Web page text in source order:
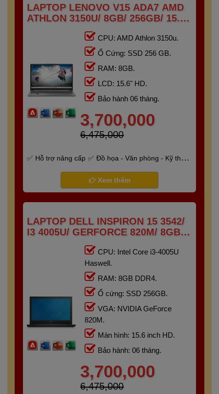
LAPTOP LENOVO V15 ADA7 AMD
ATHLON 3150U/ 8GB/ 256GB/ 15.6"
CPU: AMD Athlon 3150u.
Ổ Cứng: SSD 256 GB.
RAM: 8GB.
LCD: 15.6" HD.
Bảo hành 06 tháng.
3,700,000
6,475,000
Hỗ trợ nâng cấp
Đồ họa - Văn phòng - Kỹ thuật
Xem thêm
LAPTOP DELL INSPIRON 15 3542/
I3 4005U/ GERFORCE 820M/ 8GB/
256GB/ 15.6" HD
CPU: Intel Core i3-4005U
Haswell.
RAM: 8GB DDR4.
Ổ cứng: SSD 256GB.
VGA: NVIDIA GeForce
820M.
Màn hình: 15.6 inch HD.
Bảo hành: 06 tháng.
3,700,000
6,475,000